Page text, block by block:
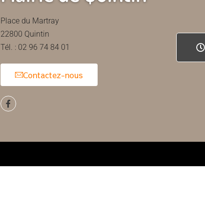
Place du Martray
22800 Quintin
Tél. : 02 96 74 84 01
Contactez-nous